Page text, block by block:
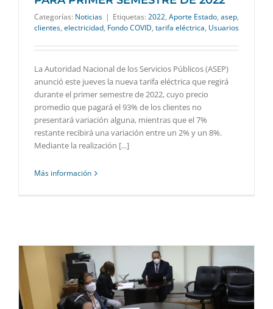
Categorías: Noticias | Etiquetas: 2022, Aporte Estado, asep,
clientes, electricidad, Fondo COVID, tarifa eléctrica, Usuarios
La Autoridad Nacional de los Servicios Públicos (ASEP)
anunció este jueves la nueva tarifa eléctrica que regirá
durante el primer semestre de 2022, cuyo precio
promedio que pagará el 93% de los clientes no
presentará variación alguna, mientras que el 7%
restante recibirá una variación entre un 2% y un 8%.
Mediante la realización [...]
Más información